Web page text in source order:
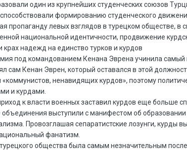
один из крупнейших студенческих союзов
формированию студенческого
пропаганду левых взглядов в турецком обществе, в
национальной идентичности, продвижение
крах надежд на единство турков и курдов
под командованием Кенана Эврена учинила
сам Кенан Эврен, который оставался в этой
«коммунистов, ненавидящих курдов», поэтому
и курдами.
к власти военных заставил курдов еще больше
выступили с манифестом об
Провозглашая сепаратистские лозунги, курды
фанатизм.
общества была самым незначительным